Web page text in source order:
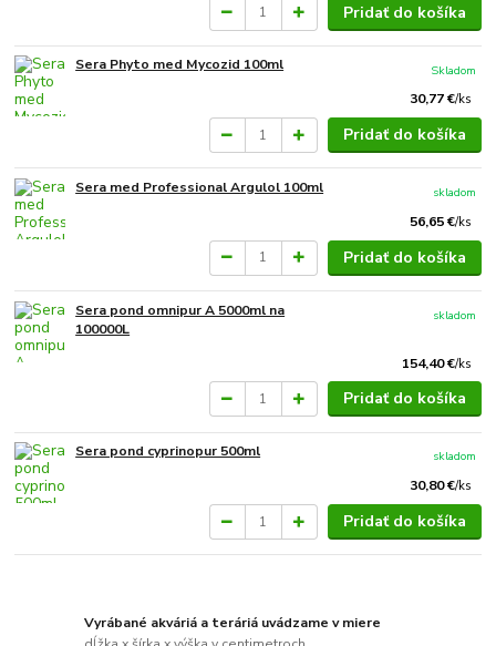
Pridať do košíka
Sera Phyto med Mycozid 100ml
30,77 €/ks
Skladom
Pridať do košíka
Sera med Professional Argulol 100ml
56,65 €/ks
skladom
Pridať do košíka
Sera pond omnipur A 5000ml na
100000L
154,40 €/ks
skladom
Pridať do košíka
Sera pond cyprinopur 500ml
30,80 €/ks
skladom
Pridať do košíka
Vyrábané akváriá a teráriá uvádzame v miere